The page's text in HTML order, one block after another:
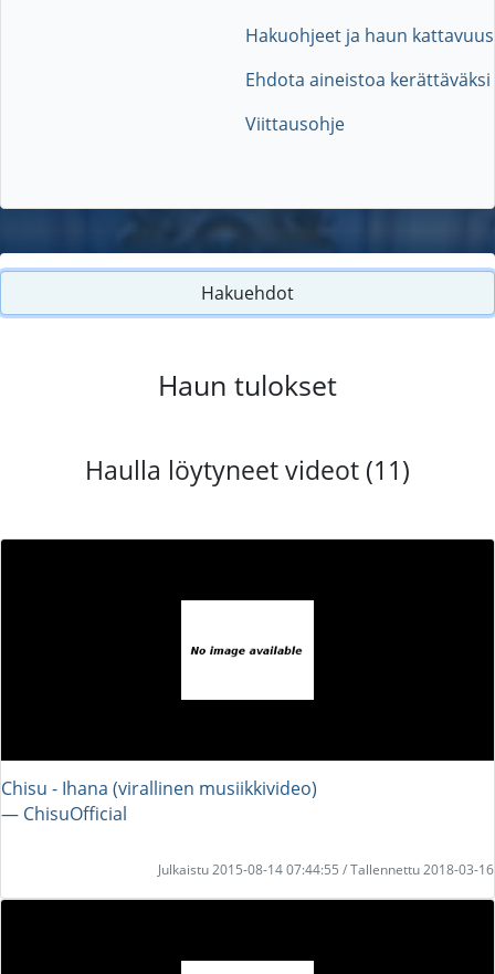
Hakuohjeet ja haun kattavuus
Ehdota aineistoa kerättäväksi
Viittausohje
Hakuehdot
Haun tulokset
Haulla löytyneet videot (11)
Chisu - Ihana (virallinen musiikkivideo)
― ChisuOfficial
Julkaistu 2015-08-14 07:44:55 / Tallennettu 2018-03-16